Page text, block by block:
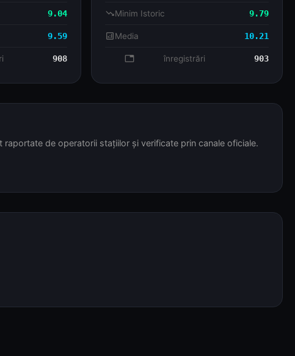
9.04
9.59
908
trending_downMinim Istoric 9.79
analyticsMedia 10.21
database înregistrări 903
raportate de operatorii stațiilor și verificate prin canale oficiale.